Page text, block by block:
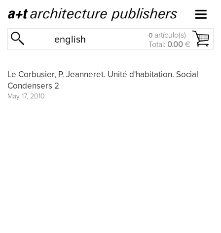
english 0 artículo(s)
Total: 0.00 €
Le Corbusier, P. Jeanneret. Unité d'habitation. Social
Condensers 2
May 17, 2010